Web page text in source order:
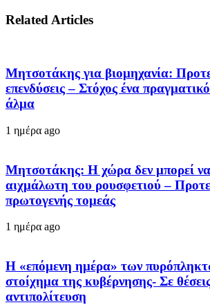
Related Articles
Μητσοτάκης για βιομηχανία:
επενδύσεις – Στόχος ένα
άλμα
1 ημέρα ago
Μητσοτάκης: Η χώρα δεν μπορεί να
αιχμάλωτη του ρουσφετιού –
πρωτογενής τομεάς
1 ημέρα ago
Η «επόμενη ημέρα» των
στοίχημα της κυβέρνησης- Σε
αντιπολίτευση